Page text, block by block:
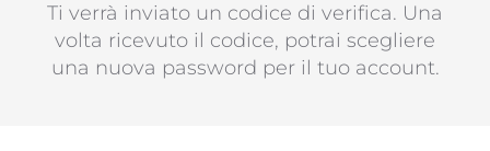
Ti verrà inviato un codice di verifica. Una
volta ricevuto il codice, potrai scegliere
una nuova password per il tuo account.